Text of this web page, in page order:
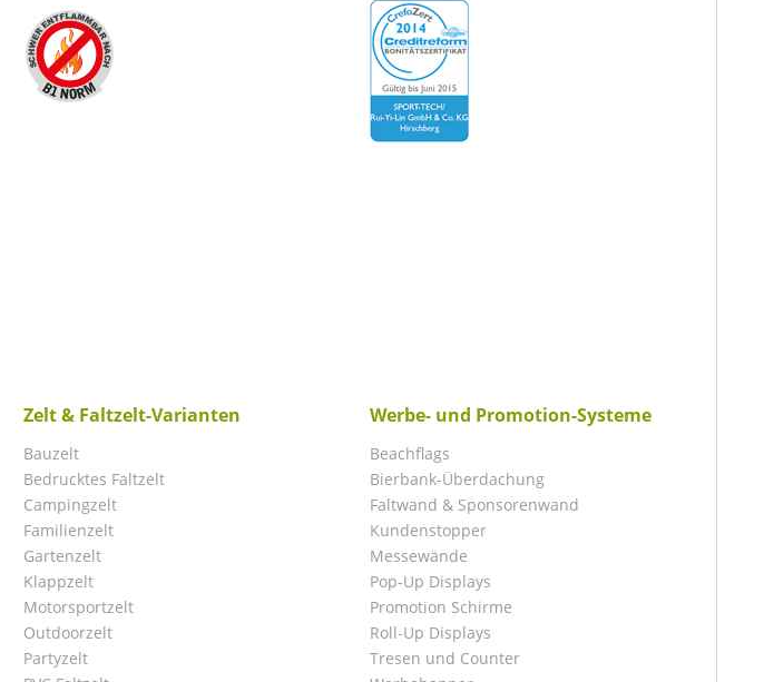
Zelt & Faltzelt-Varianten
Bauzelt
Bedrucktes Faltzelt
Campingzelt
Familienzelt
Gartenzelt
Klappzelt
Motorsportzelt
Outdoorzelt
Partyzelt
Werbe- und Promotion-Systeme
Beachflags
Bierbank-Überdachung
Faltwand & Sponsorenwand
Kundenstopper
Messewände
Pop-Up Displays
Promotion Schirme
Roll-Up Displays
Tresen und Counter